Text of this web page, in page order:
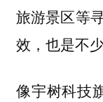
旅游景区等
效，也是不
像宇树科技